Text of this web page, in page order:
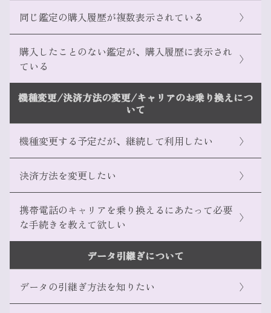
こちら
同じ鑑定の購入履歴が複数表示されている 〉
こちら
購入したことのない鑑定が、購入履歴に表示され
ている
〉
機種変更/決済方法の変更/キャリアのお乗り換えにつ
いて
機種変更する予定だが、継続して利用したい 〉
決済方法を変更したい 〉
こちら
携帯電話のキャリアを乗り換えるにあたって必要
な手続きを教えて欲しい
〉
データ引継ぎについて
データの引継ぎ方法を知りたい 〉